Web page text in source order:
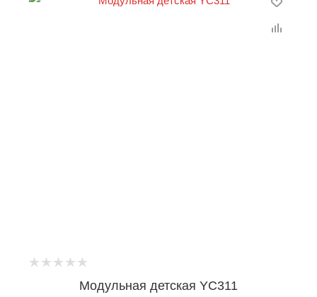
Модульная детская YC311